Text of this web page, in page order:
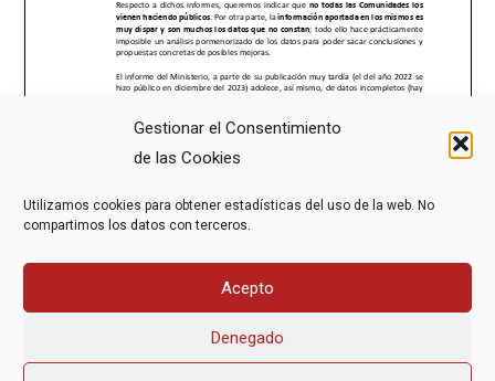
Gestionar el Consentimiento
de las Cookies
Utilizamos cookies para obtener estadísticas del uso de la web. No
compartimos los datos con terceros.
Acepto
Denegado